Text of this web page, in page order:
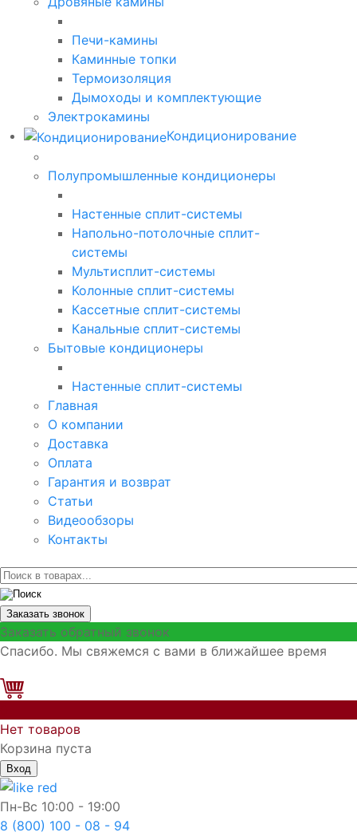
Печи-камины
Каминные топки
Термоизоляция
Дымоходы и комплектующие
Электрокамины
Кондиционирование
Полупромышленные кондиционеры
Настенные сплит-системы
Напольно-потолочные сплит-
системы
Мультисплит-системы
Колонные сплит-системы
Кассетные сплит-системы
Канальные сплит-системы
Бытовые кондиционеры
Настенные сплит-системы
Главная
О компании
Доставка
Оплата
Гарантия и возврат
Статьи
Видеообзоры
Контакты
Заказать звонок
Заказать обратный звонок
Спасибо. Мы свяжемся с вами в ближайшее время
Нет товаров
Корзина пуста
Вход
Пн-Вс 10:00 - 19:00
8 (800) 100 - 08 - 94